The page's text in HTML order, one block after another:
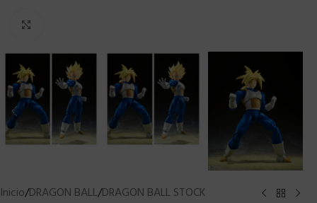
Inicio/DRAGON BALL/DRAGON BALL STOCK